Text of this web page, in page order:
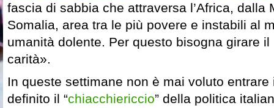
fascia di sabbia che attraversa l’Africa, dalla
Somalia, area tra le più povere e instabili al
umanità dolente. Per questo bisogna girare
carità».
In queste settimane non è mai voluto
definito il “chiacchiericcio” della politica